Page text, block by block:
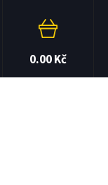
0.00 Kč